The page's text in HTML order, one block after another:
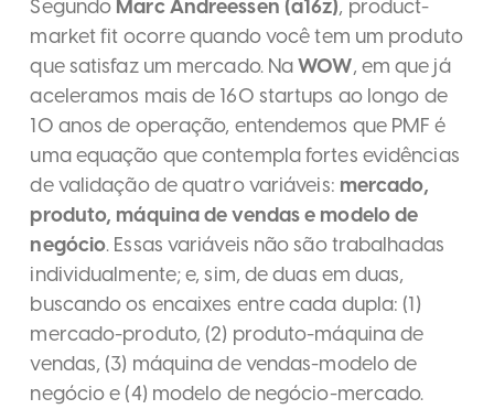
Segundo Marc Andreessen (a16z), product-
market fit ocorre quando você tem um produto
que satisfaz um mercado. NaWOW, em que já
aceleramos mais de 160 startups ao longo de
10 anos de operação, entendemos que PMF é
uma equação que contempla fortes evidências
de validação de quatro variáveis: mercado,
produto, máquina de vendas e modelo de
negócio. Essas variáveis não são trabalhadas
individualmente; e, sim, de duas em duas,
buscando os encaixes entre cada dupla: (1)
mercado-produto, (2) produto-máquina de
vendas, (3) máquina de vendas-modelo de
negócio e (4) modelo de negócio-mercado.